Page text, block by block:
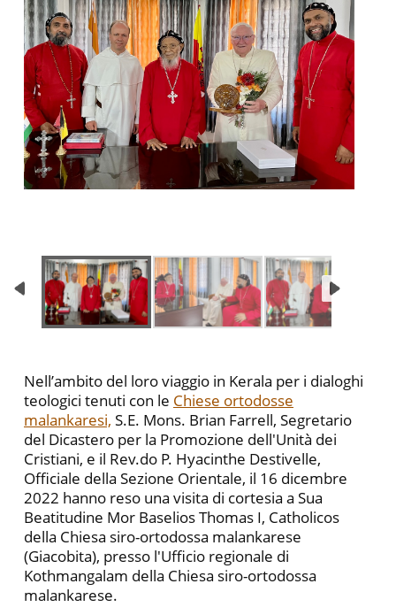
Nell’ambito del loro viaggio in Kerala per i dialoghi
teologici tenuti con le Chiese ortodosse
malankaresi, S.E. Mons. Brian Farrell, Segretario
del Dicastero per la Promozione dell'Unità dei
Cristiani, e il Rev.do P. Hyacinthe Destivelle,
Officiale della Sezione Orientale, il 16 dicembre
2022 hanno reso una visita di cortesia a Sua
Beatitudine Mor Baselios Thomas I, Catholicos
della Chiesa siro-ortodossa malankarese
(Giacobita), presso l'Ufficio regionale di
Kothmangalam della Chiesa siro-ortodossa
malankarese.